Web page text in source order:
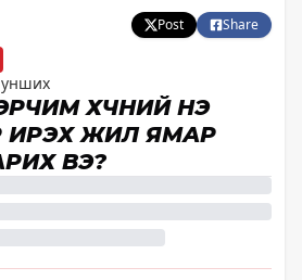
Post
Share
ХҮЧНИЙ ҮНЭ
ИРЭХ ЖИЛ ЯМАР
ВЭ?